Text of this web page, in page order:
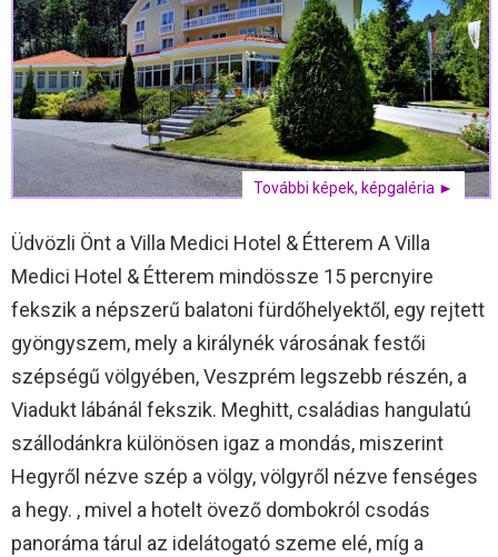
További képek, képgaléria ►
Üdvözli Önt a Villa Medici Hotel & Étterem A Villa
Medici Hotel & Étterem mindössze 15 percnyire
fekszik a népszerű balatoni fürdőhelyektől, egy rejtett
gyöngyszem, mely a királynék városának festői
szépségű völgyében, Veszprém legszebb részén, a
Viadukt lábánál fekszik. Meghitt, családias hangulatú
szállodánkra különösen igaz a mondás, miszerint
Hegyről nézve szép a völgy, völgyről nézve fenséges
a hegy. , mivel a hotelt övező dombokról csodás
panoráma tárul az idelátogató szeme elé, míg a